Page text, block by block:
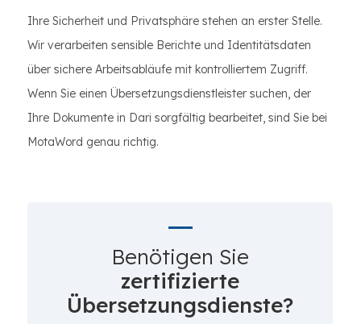
Ihre Sicherheit und Privatsphäre stehen an erster Stelle.
Wir verarbeiten sensible Berichte und Identitätsdaten
über sichere Arbeitsabläufe mit kontrolliertem Zugriff.
Wenn Sie einen Übersetzungsdienstleister suchen, der
Ihre Dokumente in Dari sorgfältig bearbeitet, sind Sie bei
MotaWord genau richtig.
Benötigen Sie
zertifizierte
Übersetzungsdienste?